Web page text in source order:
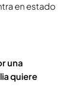
en estado
una
quiere